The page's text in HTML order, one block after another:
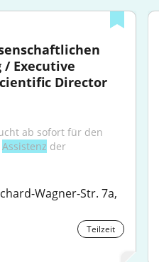
Executive
Director
ab sofort für den
Assistenz der
Wagner-Str. 7a,
Teilzeit